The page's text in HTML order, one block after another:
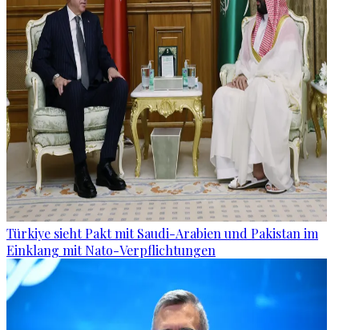
Türkiye sieht Pakt mit Saudi-Arabien und Pakistan im
Einklang mit Nato-Verpflichtungen